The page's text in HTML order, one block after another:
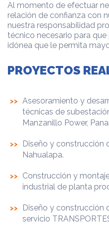
Al momento de efectuar
relación de confianza con
nuestra responsabilidad
técnico necesario para
idónea que le permita
PROYECTOS
Asesoramiento y
técnicas de
Manzanillo Power,
Diseño y construcción
Nahualapa.
Construcción y
industrial de planta
Diseño y construcción
servicio